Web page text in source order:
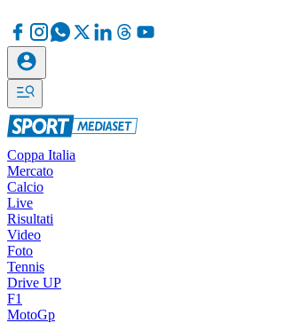
Coppa Italia
Mercato
Calcio
Live
Risultati
Video
Foto
Tennis
Drive UP
F1
MotoGp